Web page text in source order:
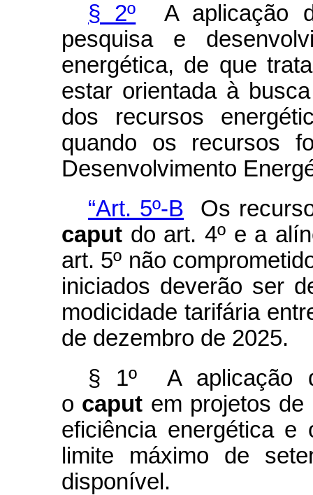
§ 2º A aplicação
pesquisa e
energética, de que
estar orientada à
dos recursos
quando os recursos
Desenvolvimento
“Art. 5º-B Os
caput do art. 4º e a
art. 5º não
iniciados deverão ser
modicidade tarifária
de dezembro de 2025.
§ 1º A aplicação
o caput em projetos
eficiência energética
limite máximo de
disponível.